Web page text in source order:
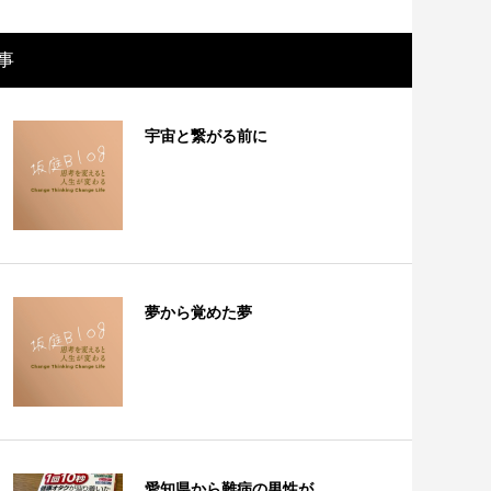
宇宙と繋がる前に
夢から覚めた夢